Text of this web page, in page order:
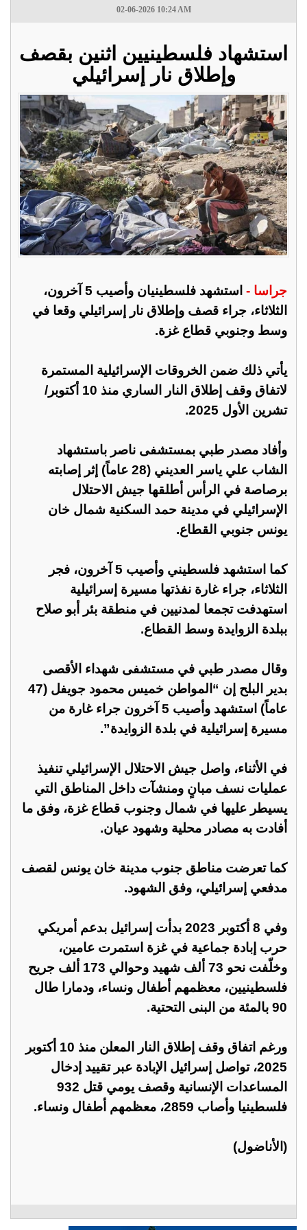
02-06-2026 10:24 AM
استشهاد فلسطينيين اثنين بقصف
وإطلاق نار إسرائيلي
جراسا -
استشهد فلسطينيان وأصيب 5 آخرون،
الثلاثاء، جراء قصف وإطلاق نار إسرائيلي وقعا في
وسط وجنوبي قطاع غزة.
يأتي ذلك ضمن الخروقات الإسرائيلية المستمرة
لاتفاق وقف إطلاق النار الساري منذ 10 أكتوبر/
تشرين الأول 2025.
وأفاد مصدر طبي بمستشفى ناصر باستشهاد
الشاب علي ياسر العديني (28 عاماً) إثر إصابته
برصاصة في الرأس أطلقها جيش الاحتلال
الإسرائيلي في مدينة حمد السكنية شمال خان
يونس جنوبي القطاع.
كما استشهد فلسطيني وأصيب 5 آخرون، فجر
الثلاثاء، جراء غارة نفذتها مسيرة إسرائيلية
استهدفت تجمعا لمدنيين في منطقة بئر أبو صلاح
ببلدة الزوايدة وسط القطاع.
وقال مصدر طبي في مستشفى شهداء الأقصى
بدير البلح إن “المواطن خميس محمود جويفل (47
عاماً) استشهد وأصيب 5 آخرون جراء غارة من
مسيرة إسرائيلية في بلدة الزوايدة”.
في الأثناء، واصل جيش الاحتلال الإسرائيلي تنفيذ
عمليات نسف مبانٍ ومنشآت داخل المناطق التي
يسيطر عليها في شمال وجنوب قطاع غزة، وفق ما
أفادت به مصادر محلية وشهود عيان.
كما تعرضت مناطق جنوب مدينة خان يونس لقصف
مدفعي إسرائيلي، وفق الشهود.
وفي 8 أكتوبر 2023 بدأت إسرائيل بدعم أمريكي
حرب إبادة جماعية في غزة استمرت عامين،
وخلّفت نحو 73 ألف شهيد وحوالي 173 ألف جريح
فلسطينيين، معظمهم أطفال ونساء، ودمارا طال
90 بالمئة من البنى التحتية.
ورغم اتفاق وقف إطلاق النار المعلن منذ 10 أكتوبر
2025، تواصل إسرائيل الإبادة عبر تقييد إدخال
المساعدات الإنسانية وقصف يومي قتل 932
فلسطينيا وأصاب 2859، معظمهم أطفال ونساء.
(الأناضول)